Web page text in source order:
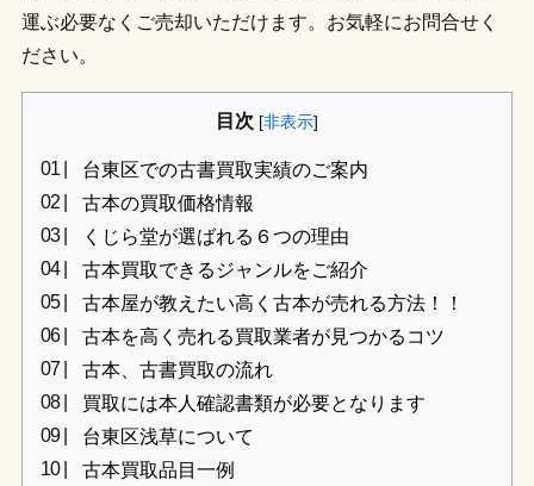
運ぶ必要なくご売却いただけます。お気軽にお問合せく
ださい。
目次 [非表示]
台東区での古書買取実績のご案内
古本の買取価格情報
くじら堂が選ばれる６つの理由
古本買取できるジャンルをご紹介
古本屋が教えたい高く古本が売れる方法！！
古本を高く売れる買取業者が見つかるコツ
古本、古書買取の流れ
買取には本人確認書類が必要となります
台東区浅草について
古本買取品目一例